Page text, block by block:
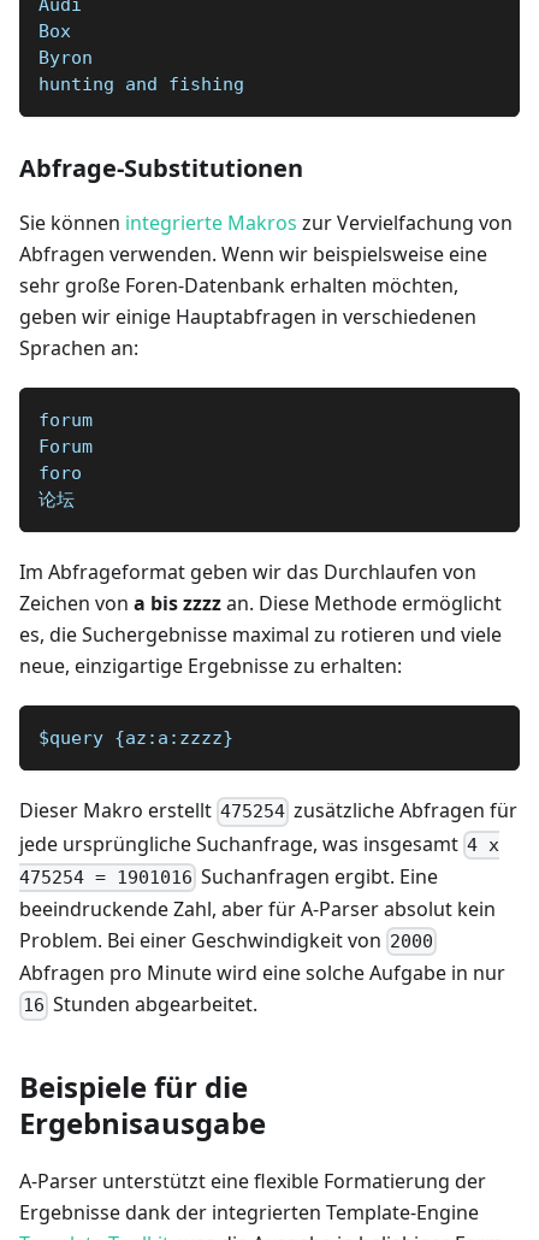
Audi
Box
Byron
hunting and fishing
Abfrage-Substitutionen
Sie können integrierte Makros zur Vervielfachung von
Abfragen verwenden. Wenn wir beispielsweise eine
sehr große Foren-Datenbank erhalten möchten,
geben wir einige Hauptabfragen in verschiedenen
Sprachen an:
forum
Forum
foro
论坛
Im Abfrageformat geben wir das Durchlaufen von
Zeichen von a bis zzzzan. Diese Methode ermöglicht
es, die Suchergebnisse maximal zu rotieren und viele
neue, einzigartige Ergebnisse zu erhalten:
$query {az:a:zzzz}
Dieser Makro erstellt 475254 zusätzliche Abfragen für
jede ursprüngliche Suchanfrage, was insgesamt 4 x
475254 = 1901016 Suchanfragen ergibt. Eine
beeindruckende Zahl, aber für A-Parser absolut kein
Problem. Bei einer Geschwindigkeit von 2000
Abfragen pro Minute wird eine solche Aufgabe in nur
16 Stunden abgearbeitet.
Beispiele für die
Ergebnisausgabe
A-Parser unterstützt eine flexible Formatierung der
Ergebnisse dank der integrierten Template-Engine